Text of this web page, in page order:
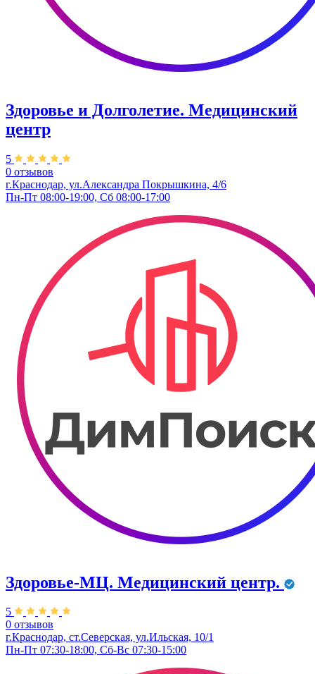
Здоровье и Долголетие. ​Медицинский
центр
5
0 отзывов
г.Краснодар, ул.Александра Покрышкина, 4/6
Пн-Пт 08:00-19:00, Сб 08:00-17:00
Здоровье-МЦ. Медицинский центр.
5
0 отзывов
г.Краснодар, ст.Северская, ул.Ильская, 10/1
Пн-Пт 07:30-18:00, Сб-Вс 07:30-15:00